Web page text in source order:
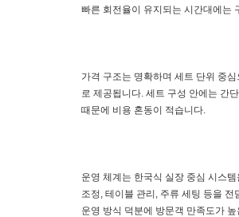
빠른 회전율이 유지되는 시간대에는
가격 구조는 명확하며 세트 단위 중
로 제공됩니다. 세트 구성 안에는 간
때문에 비용 혼동이 적습니다.
운영 체계는 한국식 실장 중심 시스
조정, 테이블 관리, 주류 세팅 등을
운영 방식 덕분에 방문객 만족도가